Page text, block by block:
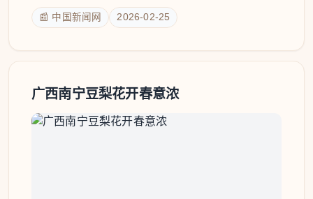
📰 中国新闻网 2026-02-25
广西南宁豆梨花开春意浓